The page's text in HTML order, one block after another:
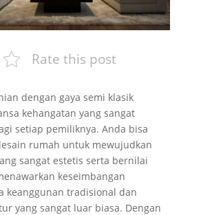
Rate this post
dengan gaya semi klasik
kehangatan yang sangat
setiap pemiliknya. Anda bisa
rumah untuk mewujudkan
sangat estetis serta bernilai
keseimbangan
keanggunan tradisional dan
yang sangat luar biasa. Dengan